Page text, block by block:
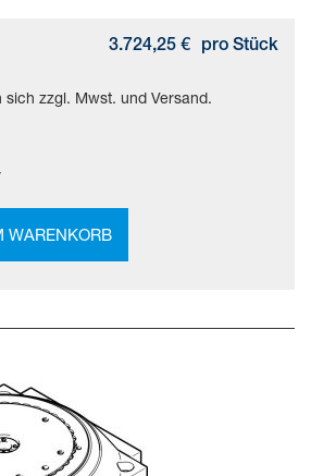
3.724,25 € pro Stück
sich zzgl. Mwst. und Versand.
WARENKORB